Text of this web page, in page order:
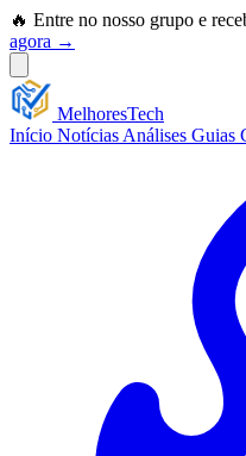
🔥 Entre no nosso grupo e
agora →
MelhoresTech
Início Notícias Análises Guias